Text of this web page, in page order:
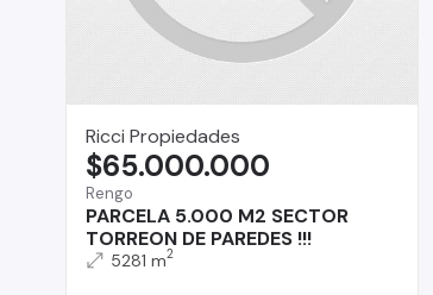
Ricci Propiedades
Rengo
PARCELA 5.000 M2 SECTOR
TORREON DE PAREDES !!!
$65.000.000
5281 m2